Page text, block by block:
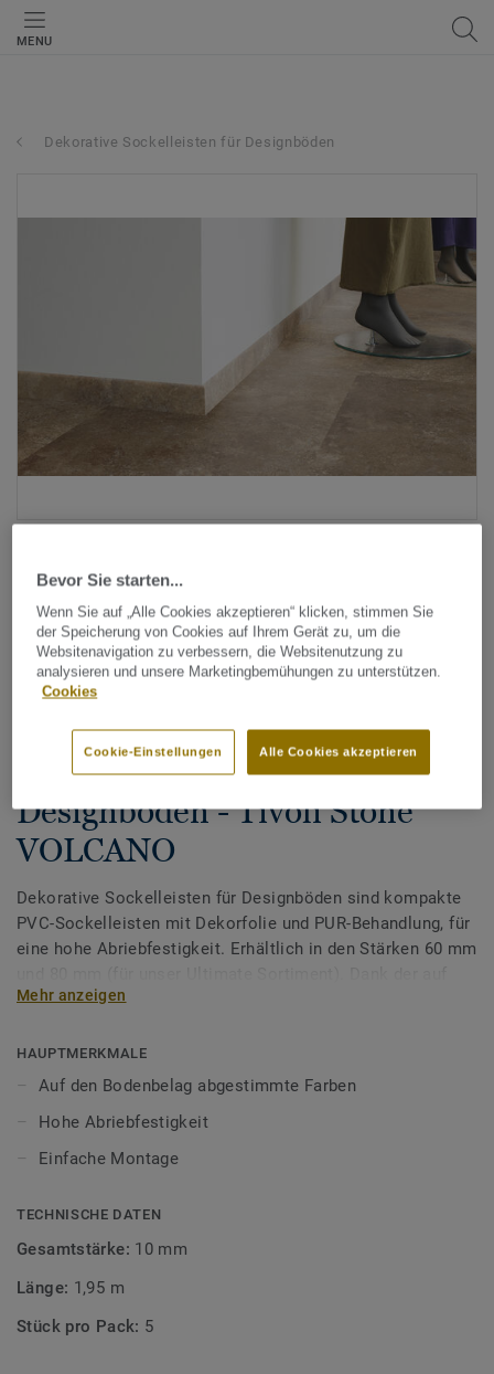
MENU
Dekorative Sockelleisten für Designböden
Alle Designs anzeigen (200)
Dekorative Sockelleisten für
Designböden - Tivoli Stone
VOLCANO
Dekorative Sockelleisten für Designböden sind kompakte
PVC-Sockelleisten mit Dekorfolie und PUR-Behandlung, für
eine hohe Abriebfestigkeit. Erhältlich in den Stärken 60 mm
unsere Designböden abgestimmten Farben sorgen Sie für
Mehr anzeigen
HAUPTMERKMALE
Auf den Bodenbelag abgestimmte Farben
Hohe Abriebfestigkeit
Einfache Montage
TECHNISCHE DATEN
Gesamtstärke: 10 mm
Länge: 1,95 m
Stück pro Pack: 5
Bevor Sie starten...
Wenn Sie auf „Alle Cookies akzeptieren“ klicken, stimmen Sie
der Speicherung von Cookies auf Ihrem Gerät zu, um die
Websitenavigation zu verbessern, die Websitenutzung zu
analysieren und unsere Marketingbemühungen zu unterstützen.
Cookies
Alle Cookies akzeptieren
Cookie-Einstellungen